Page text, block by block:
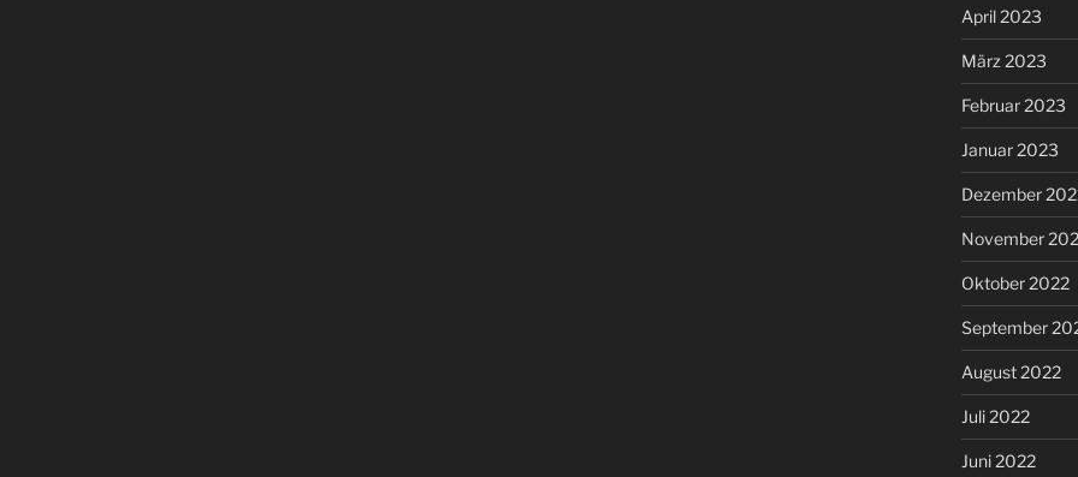
April 2023
März 2023
Februar 2023
Januar 2023
Dezember
November
Oktober 2022
September
August 2022
Juli 2022
Juni 2022